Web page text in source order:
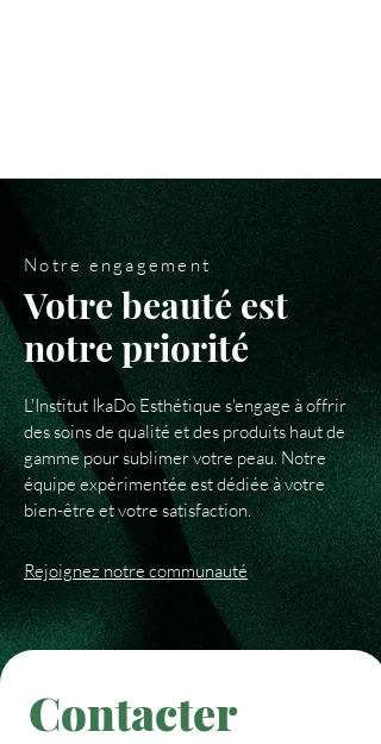
Notre engagement
Votre beauté est
notre priorité
L'Institut IkaDo Esthétique s'engage à offrir
des soins de qualité et des produits haut de
gamme pour sublimer votre peau. Notre
équipe expérimentée est dédiée à votre
bien-être et votre satisfaction.
Rejoignez notre communauté
Contacter